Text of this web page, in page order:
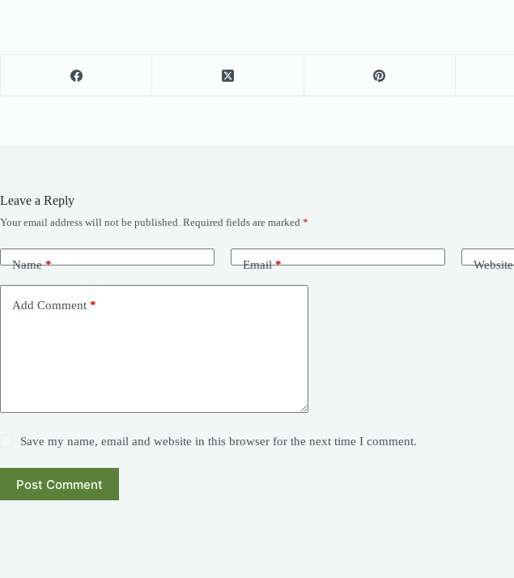
Leave a Reply
Your email address will not be published. Required fields are marked *
Name* Email* Website
Add Comment *
Save my name, email and website in this browser for the next time I comment.
Post Comment